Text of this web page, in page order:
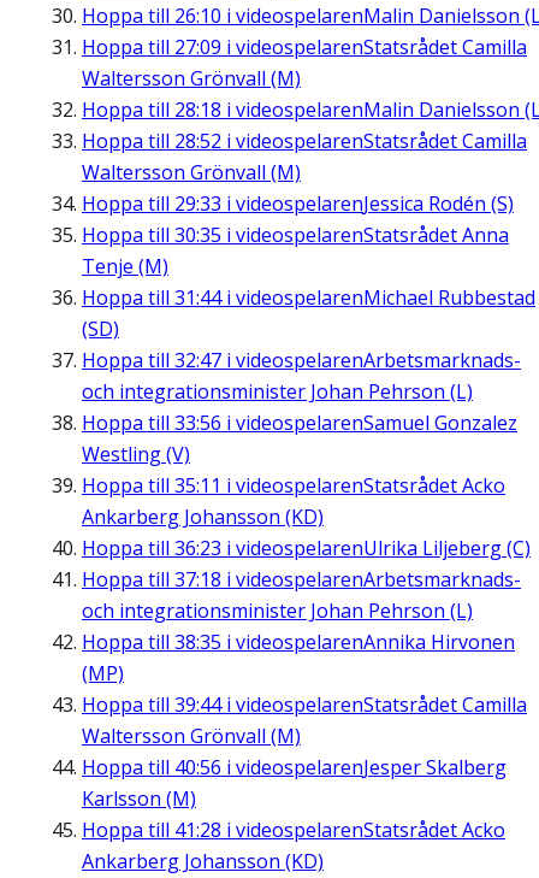
Hoppa till 26:10 i videospelarenMalin Danielsson
Hoppa till 27:09 i videospelarenStatsrådet Camilla
Waltersson Grönvall (M)
Hoppa till 28:18 i videospelarenMalin Danielsson
Hoppa till 28:52 i videospelarenStatsrådet Camilla
Waltersson Grönvall (M)
Hoppa till 29:33 i videospelarenJessica Rodén (S)
Hoppa till 30:35 i videospelarenStatsrådet Anna
Tenje (M)
Hoppa till 31:44i videospelarenMichael Rubbestad
(SD)
Hoppa till 32:47 i videospelarenArbetsmarknads-
och integrationsminister Johan Pehrson (L)
Hoppa till 33:56 i videospelarenSamuel Gonzalez
Westling (V)
Hoppa till 35:11 i videospelarenStatsrådet Acko
Ankarberg Johansson (KD)
Hoppa till 36:23 i videospelarenUlrika Liljeberg (C)
Hoppa till 37:18 i videospelarenArbetsmarknads-
och integrationsminister Johan Pehrson (L)
Hoppa till 38:35 i videospelarenAnnika Hirvonen
(MP)
Hoppa till 39:44i videospelarenStatsrådet Camilla
Waltersson Grönvall (M)
Hoppa till 40:56 i videospelarenJesper Skalberg
Karlsson (M)
Hoppa till 41:28 i videospelarenStatsrådet Acko
Ankarberg Johansson (KD)